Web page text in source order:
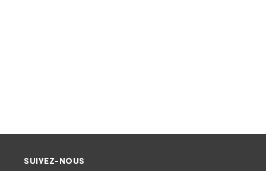
SUIVEZ-NOUS